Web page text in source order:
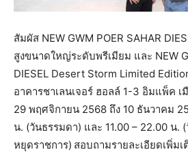
สัมผัส NEW GWM POER SAHAR
สูงขนาดใหญ่ระดับพรีเมียม และ NEW
DIESEL Desert Storm Limited
อาคารชาเลนเจอร์ ฮอลล์ 1-3 อิมแพ็ค
29 พฤศจิกายน 2568 ถึง 10 ธันวาคม
น. (วันธรรมดา) และ 11.00 – 22.00 น.
หยุดราชการ) สอบถามรายละเอียดเพิ่ม